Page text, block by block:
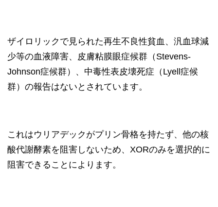
ザイロリックで見られた再生不良性貧血、汎血球減
少等の血液障害、皮膚粘膜眼症候群（Stevens-
Johnson症候群）、中毒性表皮壊死症（Lyell症候
群）の報告はないとされています。
これはウリアデックがプリン骨格を持たず、他の核
酸代謝酵素を阻害しないため、XORのみを選択的に
阻害できることによります。